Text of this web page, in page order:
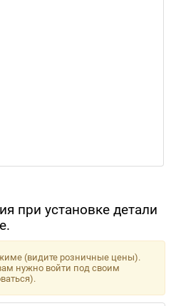
при установке детали
(видите розничные цены).
нужно войти под своим